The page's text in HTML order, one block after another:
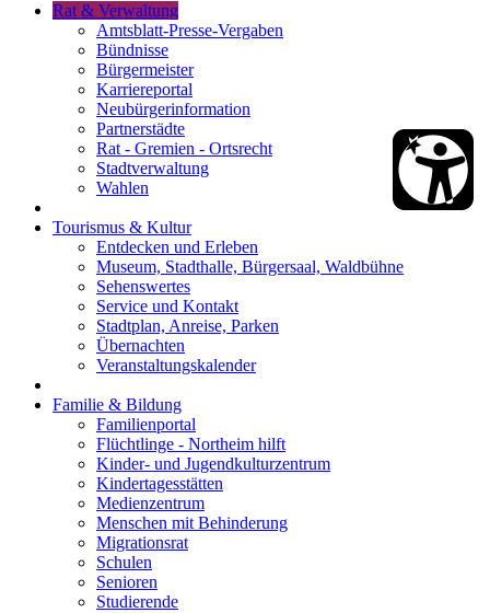
Rat & Verwaltung
Amtsblatt-Presse-Vergaben
Bündnisse
Bürgermeister
Karriereportal
Neubürgerinformation
Partnerstädte
Rat - Gremien - Ortsrecht
Stadtverwaltung
Wahlen
Tourismus & Kultur
Entdecken und Erleben
Museum, Stadthalle, Bürgersaal, Waldbühne
Sehenswertes
Service und Kontakt
Stadtplan, Anreise, Parken
Übernachten
Veranstaltungskalender
Familie & Bildung
Familienportal
Flüchtlinge - Northeim hilft
Kinder- und Jugendkulturzentrum
Kindertagesstätten
Medienzentrum
Menschen mit Behinderung
Migrationsrat
Schulen
Senioren
Studierende